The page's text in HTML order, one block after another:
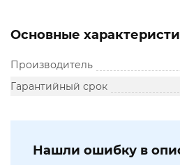
Основные
Производитель
Гарантийный срок
Нашли ошибку в